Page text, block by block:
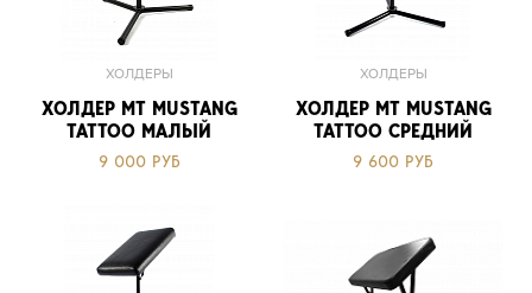
ХОЛДЕРЫ
ХОЛДЕР MT MUSTANG
TATTOO МАЛЫЙ
9 000 РУБ
ХОЛДЕРЫ
ХОЛДЕР MT MUSTANG
TATTOO СРЕДНИЙ
9 600 РУБ